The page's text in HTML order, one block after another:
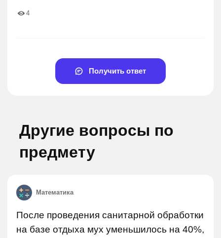
4
Получить ответ
Другие вопросы по
предмету
Математика
После проведения санитарной обработки
на базе отдыха мух уменьшилось на 40%,